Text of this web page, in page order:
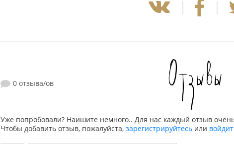
0 отзыва/ов Отзывы
Уже попробовали? Наишите немного.. Для нас каждый отзыв
Чтобы добавить отзыв, пожалуйста, зарегистрируйтесьили